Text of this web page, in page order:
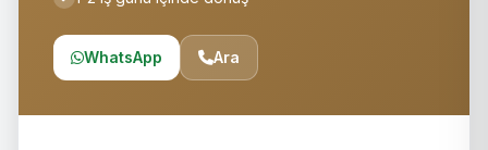
WhatsApp Ara